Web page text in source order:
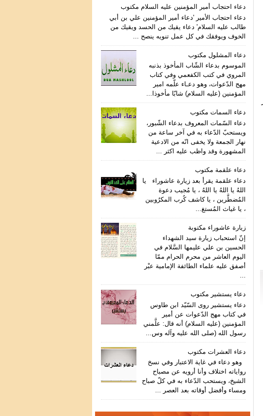
دعاء احتجاب أمير المؤمنين عليه السلام مكتوب
دعاء احتجاب الأمير 'دعاء أمير المؤمنين علي بن أبي
طالب عليه السلام' دعاء يقيك من الحسد ويقيك من
الخوف ويوفقك في كل عمل تنويه ينصح ...
دعاء المشلول مكتوب
الموسوم بدعاء الشّاب المأخوذ بذنبه
المروي في كتب الكفعمي وفي كتاب
مهج الدّعوات، وهو دعـاء علّمه امير
المؤمنين (عليه السلام) شابّا مأخوذا...
دعاء السمات مكتوب
دعاء السّمات المعروف بدعاء الشّبور،
ويستحبّ الدّعاء به في آخر ساعة من
نهار الجمعة ولا يخفى انّه من الادعية
المشهورة وقد واظب عليه اكثر ...
دعاء علقمة مكتوب
دعاء علقمة يقرأ بعد زيارة عاشوراء يا
اللهُ يا اللهُ يا اللهُ ، يا مُجيب دعوة
المُضطَّرين ، يا كاشف كُرب المكرُوبين
، يا غياث المُستغ...
زيارة عاشوراء مكتوبة
إنّ استحباب زيارة سيد الشهداء
الحسين بن علي عليمها السَّلام في
اليوم العاشر من محرم الحرام ممّا
أصفق عليه علماء الطائفة الإمامية عبْر
...
دعاء يستشير مكتوب
دعاء يستشير روى السّيّد ابن طاوس
في كتاب مهج الدّعوات عن أمير
المؤمنين (عليه السلام) أنه قال: علَّمني
رسول الله (صلى الله عليه وآله وس...
دعاء العشرات مكتوب
وهو دعاء في غاية الاعتبار وفي نسخ
رواياته اختلاف وأنا أرويه عن مصباح
الشيخ، ويستحب الدّعاء به في كلّ صباح
ومساء وأفضل أوقاته بعد العصر ...